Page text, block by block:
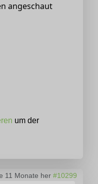
angeschaut
um der
11 Monate her #10299